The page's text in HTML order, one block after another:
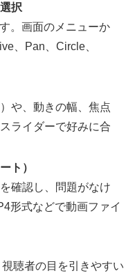
択
。画面のメニューか
、Pan、Circle、
や、動きの幅、焦点
ライダーで好みに合
ト）
確認し、問題がなけ
形式などで動画ファイ
聴者の目を引きやすい